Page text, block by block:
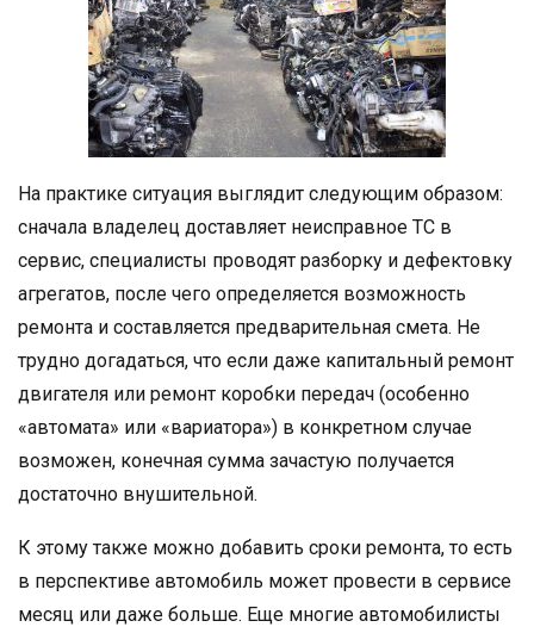
На практике ситуация выглядит следующим образом:
сначала владелец доставляет неисправное ТС в
сервис, специалисты проводят разборку и дефектовку
агрегатов, после чего определяется возможность
ремонта и составляется предварительная смета. Не
трудно догадаться, что если даже капитальный ремонт
двигателя или ремонт коробки передач (особенно
«автомата» или «вариатора») в конкретном случае
возможен, конечная сумма зачастую получается
достаточно внушительной.
К этому также можно добавить сроки ремонта, то есть
в перспективе автомобиль может провести в сервисе
месяц или даже больше. Еще многие автомобилисты